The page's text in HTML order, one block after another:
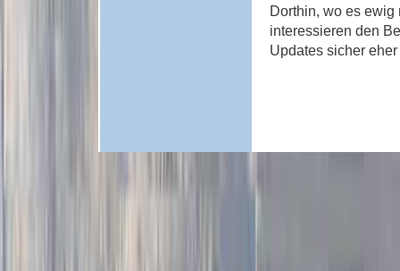
Dorthin, wo es ewig
interessieren den
Updates sicher